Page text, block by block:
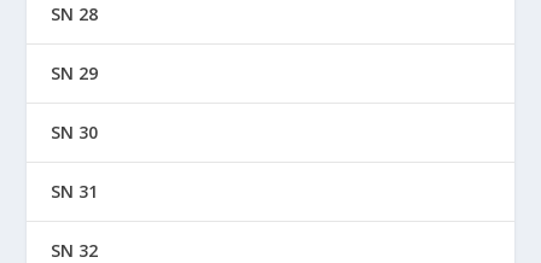
SN 28
SN 29
SN 30
SN 31
SN 32